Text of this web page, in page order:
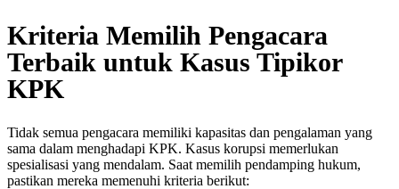
Kriteria Memilih Pengacara
Terbaik untuk Kasus Tipikor
KPK
Tidak semua pengacara memiliki kapasitas dan pengalaman yang
sama dalam menghadapi KPK. Kasus korupsi memerlukan
spesialisasi yang mendalam. Saat memilih pendamping hukum,
pastikan mereka memenuhi kriteria berikut: